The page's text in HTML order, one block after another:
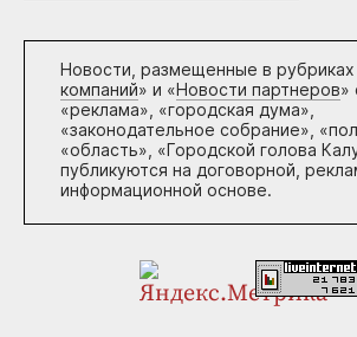
Новости, размещенные в рубриках
компаний» и «Новости партнеров»
«реклама», «городская дума»,
«законодательное собрание»,
«область», «Городской голова
публикуются на договорной,
информационной основе.